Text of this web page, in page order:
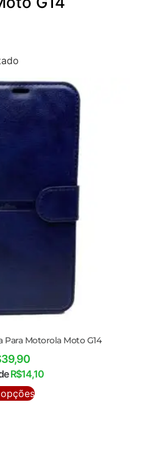
Motorola Moto G14
39,90
R$14,10